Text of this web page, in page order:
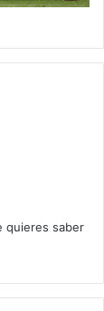
quieres saber